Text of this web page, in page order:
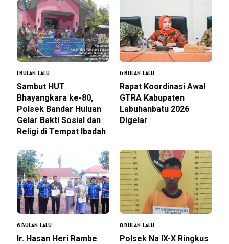
1 BULAN LALU
Sambut HUT
Bhayangkara ke-80,
Polsek Bandar Huluan
Gelar Bakti Sosial dan
Religi di Tempat Ibadah
6 BULAN LALU
Rapat Koordinasi Awal
GTRA Kabupaten
Labuhanbatu 2026
Digelar
6 BULAN LALU
Ir. Hasan Heri Rambe
8 BULAN LALU
Polsek Na IX-X Ringkus